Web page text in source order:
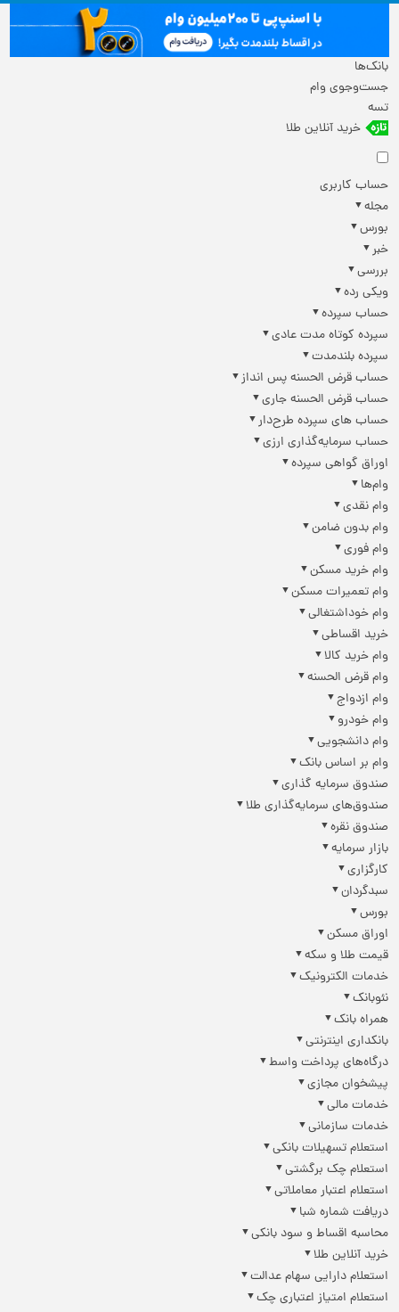
بانک‌ها
جست‌وجوی وام
تسه
خرید آنلاین طلا
حساب کاربری
مجله
بورس
خبر
بررسی
ویکی رده
حساب سپرده
سپرده کوتاه مدت عادی
سپرده بلندمدت
حساب قرض الحسنه پس انداز
حساب قرض الحسنه جاری
حساب های سپرده طرح‌دار
حساب سرمایه‌گذاری ارزی
اوراق گواهی سپرده
وام‌ها
وام نقدی
وام بدون ضامن
وام فوری
وام خرید مسکن
وام تعمیرات مسکن
وام خوداشتغالی
خرید اقساطی
وام خرید کالا
وام قرض الحسنه
وام ازدواج
وام خودرو
وام دانشجویی
وام بر اساس بانک
صندوق سرمایه گذاری
صندوق‌های سرمایه‌گذاری طلا
صندوق نقره
بازار سرمایه
کارگزاری
سبدگردان
بورس
اوراق مسکن
قیمت طلا و سکه
خدمات الکترونیک
نئوبانک
همراه بانک
بانکداری اینترنتی
درگاه‌های پرداخت واسط
پیشخوان مجازی
خدمات مالی
خدمات سازمانی
استعلام تسهیلات بانکی
استعلام چک برگشتی
استعلام اعتبار معاملاتی
دریافت شماره شبا
محاسبه اقساط و سود بانکی
خرید آنلاین طلا
استعلام دارایی سهام عدالت
استعلام امتیاز اعتباری چک